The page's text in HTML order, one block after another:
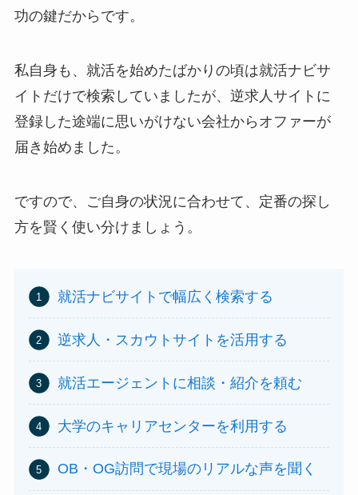
功の鍵だからです。
私自身も、就活を始めたばかりの頃は就活ナビサ
イトだけで検索していましたが、逆求人サイトに
登録した途端に思いがけない会社からオファーが
届き始めました。
ですので、ご自身の状況に合わせて、定番の探し
方を賢く使い分けましょう。
就活ナビサイトで幅広く検索する
逆求人・スカウトサイトを活用する
就活エージェントに相談・紹介を頼む
大学のキャリアセンターを利用する
OB・OG訪問で現場のリアルな声を聞く